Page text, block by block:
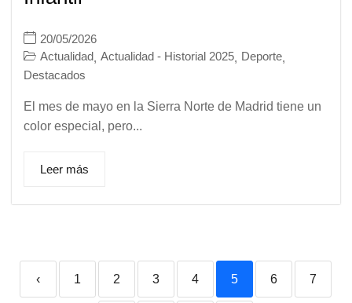
20/05/2026
Actualidad, Actualidad - Historial 2025, Deporte,
Destacados
El mes de mayo en la Sierra Norte de Madrid tiene un
color especial, pero...
Leer más
‹ 1 2 3 4 5 6 7